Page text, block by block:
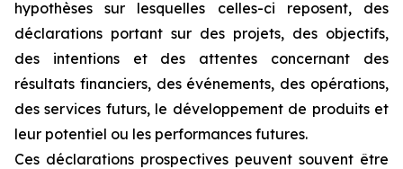
hypothèses sur lesquelles celles-ci reposent, des
déclarations portant sur des projets, des objectifs,
des intentions et des attentes concernant des
résultats financiers, des événements, des opérations,
des services futurs, le développement de produits et
leur potentiel ou les performances futures.
Ces déclarations prospectives peuvent souvent être